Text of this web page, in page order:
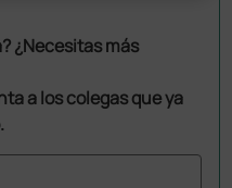
¿Necesitas más
a los colegas que ya